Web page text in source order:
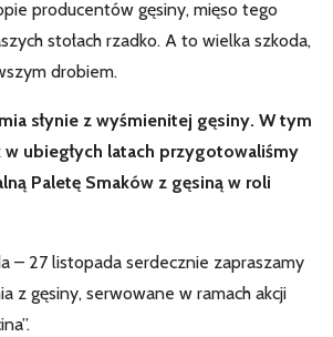
producentów gęsiny, mięso tego
stołach rzadko. A to wielka szkoda,
drobiem.
słynie z wyśmienitej gęsiny. W tym
ubiegłych latach przygotowaliśmy
Paletę Smaków z gęsiną w roli
– 27 listopada serdecznie zapraszamy
z gęsiny, serwowane w ramach akcji